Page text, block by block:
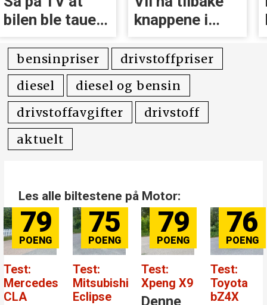
bilen ble tauet
inn
knappene i
Volvoer
bensinpriser
drivstoffpriser
diesel
diesel og bensin
drivstoffavgifter
drivstoff
aktuelt
Les alle biltestene på Motor:
79
Test:
Mercedes
CLA
75
Test:
Mitsubishi
Eclipse
79
Test:
Xpeng X9
Denne
76
Test:
Toyota
bZ4X